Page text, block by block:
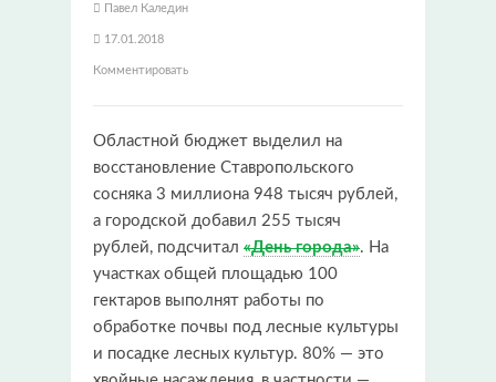
Павел Каледин
17.01.2018
Комментировать
Областной бюджет выделил на
восстановление Ставропольского
сосняка 3 миллиона 948 тысяч рублей,
а городской добавил 255 тысяч
рублей, подсчитал «День города». На
участках общей площадью 100
гектаров выполнят работы по
обработке почвы под лесные культуры
и посадке лесных культур. 80% — это